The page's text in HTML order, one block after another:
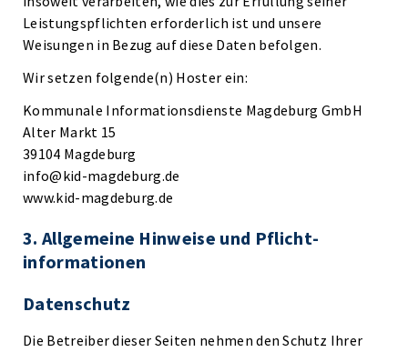
Leistungspflichten erforderlich ist und unsere
Weisungen in Bezug auf diese Daten befolgen.
Wir setzen folgende(n) Hoster ein:
Kommunale Informationsdienste Magdeburg GmbH
Alter Markt 15
39104 Magdeburg
info@kid-magdeburg.de
www.kid-magdeburg.de
3. Allgemeine Hinweise und Pflicht­
informationen
Datenschutz
Die Betreiber dieser Seiten nehmen den Schutz Ihrer